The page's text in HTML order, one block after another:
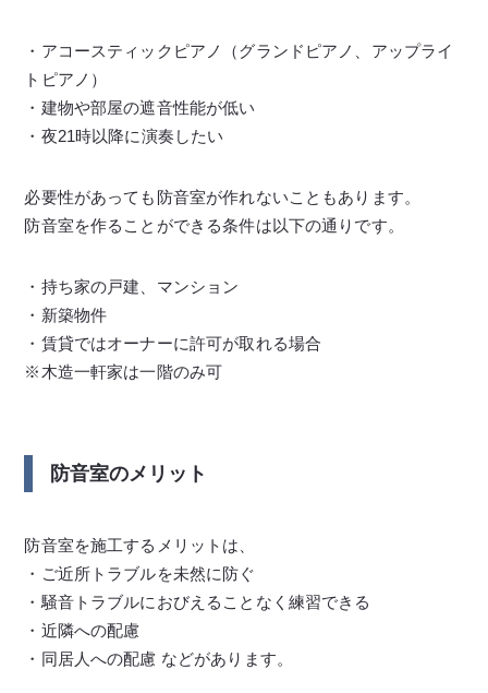
・アコースティックピアノ（グランドピアノ、アップライ
トピアノ）
・建物や部屋の遮音性能が低い
・夜21時以降に演奏したい
必要性があっても防音室が作れないこともあります。
防音室を作ることができる条件は以下の通りです。
・持ち家の戸建、マンション
・新築物件
・賃貸ではオーナーに許可が取れる場合
※木造一軒家は一階のみ可
防音室のメリット
防音室を施工するメリットは、
・ご近所トラブルを未然に防ぐ
・騒音トラブルにおびえることなく練習できる
・近隣への配慮
・同居人への配慮 などがあります。